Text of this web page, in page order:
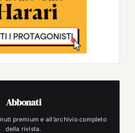
Abbonati
premium e all’archivio completo
della rivista.